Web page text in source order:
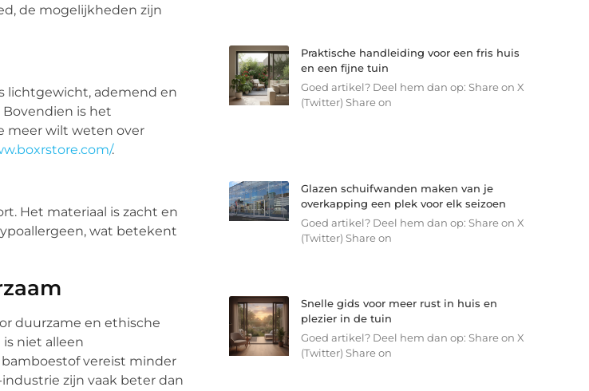
de mogelijkheden zijn
lichtgewicht, ademend en
is het
meer wilt weten over
.
Het materiaal is zacht en
wat betekent
duurzame en ethische
niet alleen
vereist minder
zijn vaak beter dan
Praktische handleiding voor een fris huis
en een fijne tuin
Goed artikel? Deel hem dan op: Share on X
(Twitter) Share on
Glazen schuifwanden maken van je
overkapping een plek voor elk seizoen
Goed artikel? Deel hem dan op: Share on X
(Twitter) Share on
Snelle gids voor meer rust in huis en
plezier in de tuin
Goed artikel? Deel hem dan op: Share on X
(Twitter) Share on